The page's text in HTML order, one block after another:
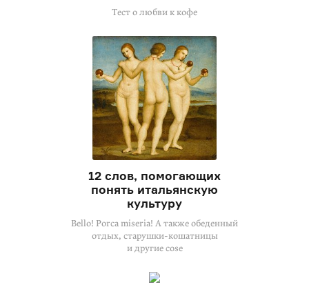
Тест о любви к кофе
12 слов, помогающих
понять итальянскую
культуру
Bello! Porca miseria! А также обеденный
отдых, старушки-кошатницы
и другие cose